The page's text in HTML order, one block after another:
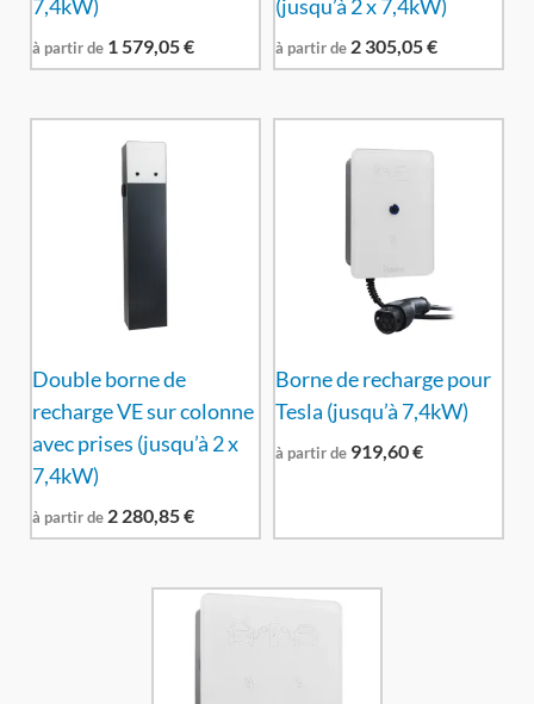
7,4kW)
à partir de 1 579,05€
(jusqu’à 2 x 7,4kW)
à partir de 2 305,05€
Double borne de
recharge VE sur colonne
avec prises (jusqu’à 2 x
7,4kW)
à partir de 2 280,85€
Borne de recharge pour
Tesla (jusqu’à 7,4kW)
à partir de 919,60€